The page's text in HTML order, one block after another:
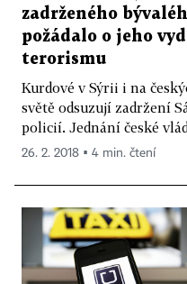
zadrženého
požádalo o jeho
terorismu
Kurdové v Sýrii i na
světě odsuzují zadržení
policií. Jednání české
26. 2. 2018 ▪ 4 min. čtení